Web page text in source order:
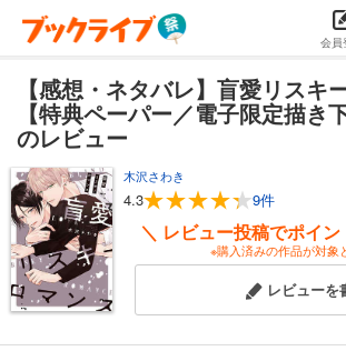
会員
【感想・ネタバレ】盲愛リスキ
【特典ペーパー／電子限定描き
のレビュー
木沢さわき
4.3 9件
＼ レビュー投稿でポイ
※購入済みの作品が対象
レビューを